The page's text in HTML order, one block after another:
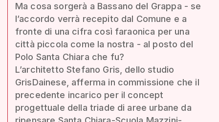
Ma cosa sorgerà a Bassano del Grappa - se
l’accordo verrà recepito dal Comune e a
fronte di una cifra così faraonica per una
città piccola come la nostra - al posto del
Polo Santa Chiara che fu?
L’architetto Stefano Gris, dello studio
GrisDainese, afferma in commissione che il
precedente incarico per il concept
progettuale della triade di aree urbane da